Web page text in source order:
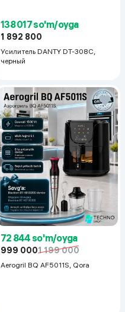
138 017 so'm/oyga
1 892 800
Усилитель DANTY DT-308C,
черный
72 844 so'm/oyga
999 0001 199 000
Aerogril BQ AF5011S, Qora